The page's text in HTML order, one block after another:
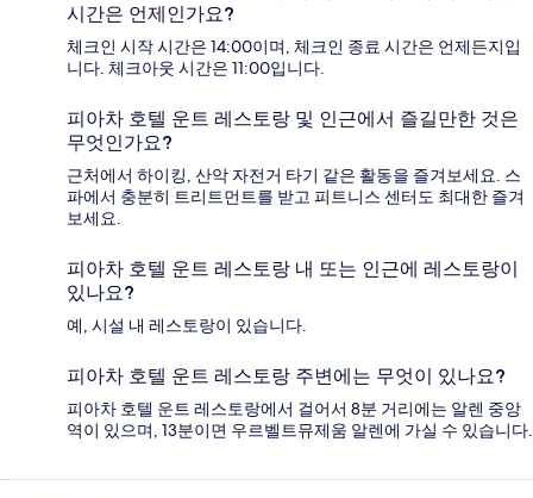
시간은 언제인가요?
체크인 시작 시간은 14:00이며, 체크인 종료 시간은 언제든지입
니다. 체크아웃 시간은 11:00입니다.
피아차 호텔 운트 레스토랑 및 인근에서 즐길만한 것은
무엇인가요?
근처에서 하이킹, 산악 자전거 타기 같은 활동을 즐겨보세요. 스
파에서 충분히 트리트먼트를 받고 피트니스 센터도 최대한 즐겨
보세요.
피아차 호텔 운트 레스토랑 내 또는 인근에 레스토랑이
있나요?
예, 시설 내 레스토랑이 있습니다.
피아차 호텔 운트 레스토랑 주변에는 무엇이 있나요?
피아차 호텔 운트 레스토랑에서 걸어서 8분 거리에는 알렌 중앙
역이 있으며, 13분이면 우르벨트뮤제움 알렌에 가실 수 있습니다.